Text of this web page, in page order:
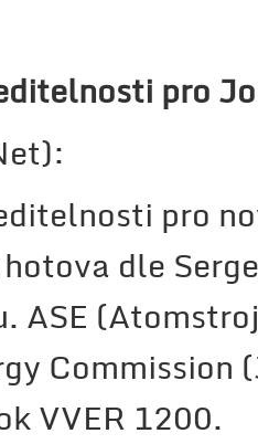
pro
pro
dle
ASE
Commission
VVER 1200.